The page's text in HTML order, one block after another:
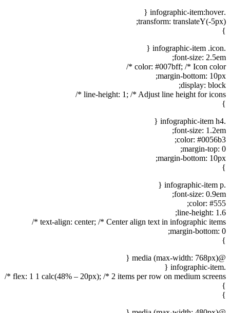
.infographic-item:hover {
transform: translateY(-5px);
}
.infographic-item .icon {
font-size: 2.5em;
color: #007bff; /* Icon color */
margin-bottom: 10px;
display: block;
line-height: 1; /* Adjust line height for icons */
}
.infographic-item h4 {
font-size: 1.2em;
color: #0056b3;
margin-top: 0;
margin-bottom: 10px;
}
.infographic-item p {
font-size: 0.9em;
color: #555;
line-height: 1.6;
text-align: center; /* Center align text in infographic items */
margin-bottom: 0;
}
@media (max-width: 768px) {
.infographic-item {
flex: 1 1 calc(48% – 20px); /* 2 items per row on medium screens */
}
}